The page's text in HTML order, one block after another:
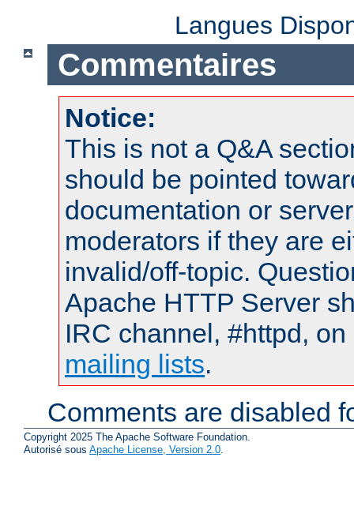
Langues
Commentaires
Notice:
This is not a Q&A
should be pointed
documentation or
moderators if they are
invalid/off-topic.
Apache HTTP Server
IRC channel, #httpd,
mailing lists.
Comments are disabled
Copyright 2025 The Apache Software Foundation.
Autorisé sous Apache License, Version 2.0.